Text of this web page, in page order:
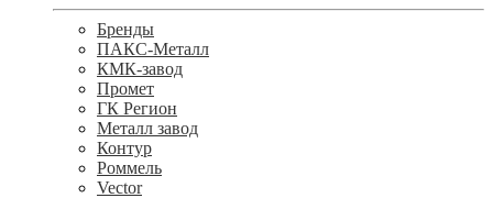
Бренды
ПАКС-Металл
КМК-завод
Промет
ГК Регион
Металл завод
Контур
Роммель
Vector